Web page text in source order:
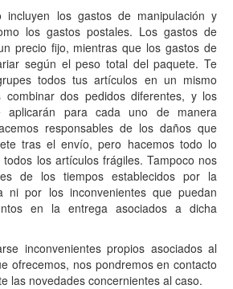
incluyen los gastos de manipulación y
los gastos postales. Los gastos de
precio fijo, mientras que los gastos de
según el peso total del paquete. Te
todos tus artículos en un mismo
combinar dos pedidos diferentes, y los
para cada uno de manera
responsables de los daños que
tras el envío, pero hacemos todo lo
los artículos frágiles. Tampoco nos
de los tiempos establecidos por la
ni por los inconvenientes que puedan
en la entrega asociados a dicha
inconvenientes propios asociados al
ofrecemos, nos pondremos en contacto
las novedades concernientes al caso.